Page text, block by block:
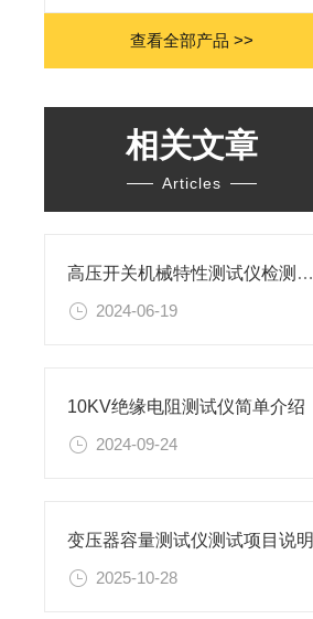
查看全部产品 >>
相关文章
Articles
高压开关机械特性测试仪检测试验的方法
2024-06-19
10KV绝缘电阻测试仪简单介绍
2024-09-24
变压器容量测试仪测试项目说明
2025-10-28